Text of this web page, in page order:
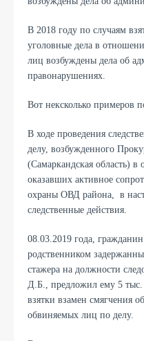
В 2018 году по случаям
уголовные дела в
лиц возбуждены дела об
правонарушениях.
Вот нексколько примеров
В ходе проведения
делу, возбужденного
(Самаркандская область)
оказавших активное
охраны ОВД района, в
следственные действия.
08.03.2019 года,
родственником
стажера на должности
Д.Б., предложил ему 5
взятки взамен смягчения
обвиняемых лиц по делу.